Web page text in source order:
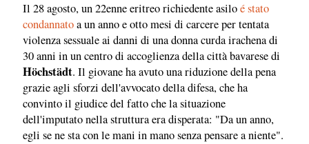
Il 28 agosto, un 22enne eritreo richiedente asiloé stato
condannatoa un anno e otto mesi di carcere per tentata
violenza sessuale ai danni di una donna curda irachena di
30 anni in un centro di accoglienza della città bavarese di
Höchstädt. Il giovane ha avuto una riduzione della pena
grazie agli sforzi dell'avvocato della difesa, che ha
convinto il giudice del fatto che la situazione
dell'imputato nella struttura era disperata: "Da un anno,
egli se ne sta con le mani in mano senza pensare a niente".